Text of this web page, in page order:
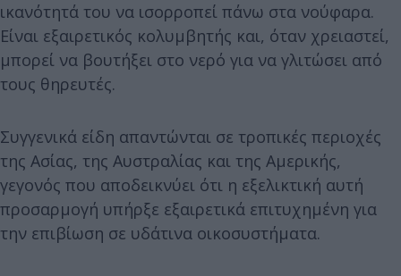
ικανότητά του να ισορροπεί πάνω στα νούφαρα.
Είναι εξαιρετικός κολυμβητής και, όταν χρειαστεί,
μπορεί να βουτήξει στο νερό για να γλιτώσει από
τους θηρευτές.
Συγγενικά είδη απαντώνται σε τροπικές περιοχές
της Ασίας, της Αυστραλίας και της Αμερικής,
γεγονός που αποδεικνύει ότι η εξελικτική αυτή
προσαρμογή υπήρξε εξαιρετικά επιτυχημένη για
την επιβίωση σε υδάτινα οικοσυστήματα.